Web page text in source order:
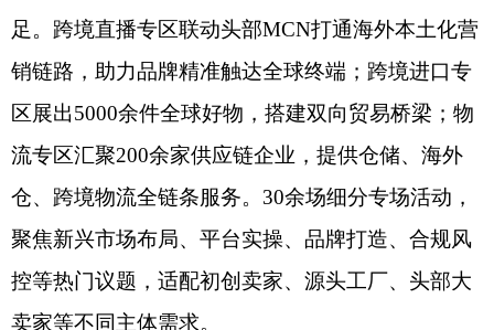
足。跨境直播专区联动头部MCN打通海外本土化营
销链路，助力品牌精准触达全球终端；跨境进口专
区展出5000余件全球好物，搭建双向贸易桥梁；物
流专区汇聚200余家供应链企业，提供仓储、海外
仓、跨境物流全链条服务。30余场细分专场活动，
聚焦新兴市场布局、平台实操、品牌打造、合规风
控等热门议题，适配初创卖家、源头工厂、头部大
卖家等不同主体需求。